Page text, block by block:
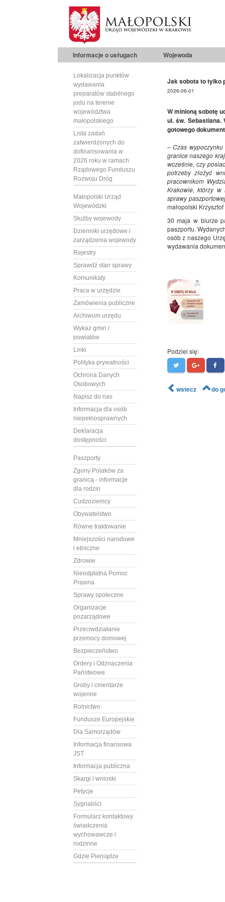
Informacje o usługach Wojewoda
Lokalizacja punktów
wydawania
preparatów stabilnego
jodu na terenie
województwa
małopolskiego
Lista zadań
zatwierdzonych do
dofinansowania w
2026 roku w ramach
Rządowego Funduszu
Rozwoju Dróg
Małopolski Urząd
Wojewódzki
Służby wojewody
Dzienniki urzędowe i
zarządzenia wojewody
Rejestry
Sprawdź stan sprawy
Komunikaty
Praca w urzędzie
Zamówienia publiczne
Archiwum urzędu
Wykaz gmin i
powiatów
Linki
Polityka prywatności
Ochrona Danych
Osobowych
Napisz do nas
Informacja dla osób
niepełnosprawnych
Deklaracja
dostępności
Paszporty
Zgony Polaków za
granicą - informacje
dla rodzin
Cudzoziemcy
Obywatelstwo
Równe traktowanie
Mniejszości narodowe
i etniczne
Zdrowie
Nieodpłatna Pomoc
Prawna
Sprawy społeczne
Organizacje
pozarządowe
Przeciwdziałanie
przemocy domowej
Bezpieczeństwo
Ordery i Odznaczenia
Państwowe
Groby i cmentarze
wojenne
Rolnictwo
Fundusze Europejskie
Dla Samorządów
Informacja finansowa
JST
Informacja publiczna
Skargi i wnioski
Petycje
Sygnaliści
Formularz kontaktowy
świadczenia
wychowawcze i
rodzinne
Gdzie Pieniądze
Jak sobota to tylko
2026-06-01
W minioną sobotę
ul. św. Sebastiana.
gotowego
– Czas
granice naszego
wcześnie, czy
potrzeby złożyć
pracownikom
Krakowie, którzy w
sprawy
małopolski
30 maja w biurze
paszportu.
osób z naszego
wydawania
Podziel się:
wstecz do